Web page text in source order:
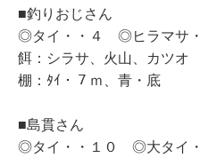
■釣りおじさん
◎タイ・・４ ◎ヒラマサ
餌：シラサ、火山、カツオ
棚：ﾀｲ・７ｍ、青・底
■島貫さん
◎タイ・・１０ ◎大タイ